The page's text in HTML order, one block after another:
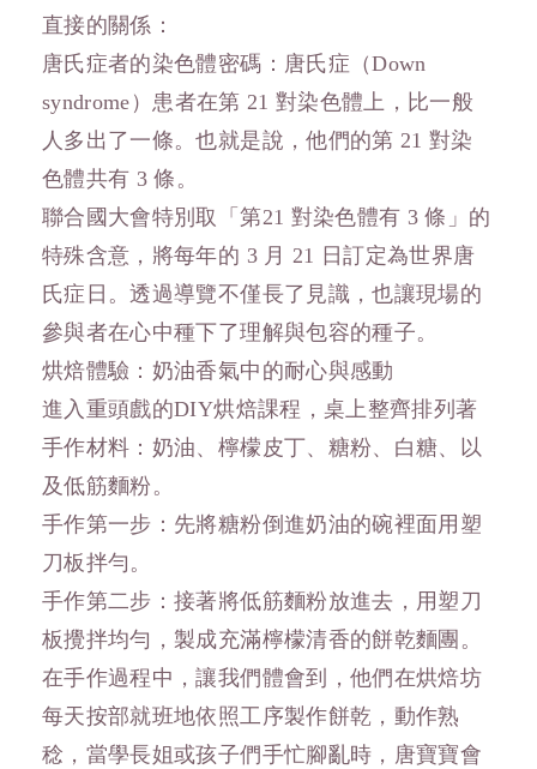
直接的關係：
唐氏症者的染色體密碼：唐氏症（Down
syndrome）患者在第 21 對染色體上，比一般
人多出了一條。也就是說，他們的第 21 對染
色體共有 3 條。
聯合國大會特別取「第21 對染色體有 3 條」的
特殊含意，將每年的 3 月 21 日訂定為世界唐
氏症日。透過導覽不僅長了見識，也讓現場的
參與者在心中種下了理解與包容的種子。
烘焙體驗：奶油香氣中的耐心與感動
進入重頭戲的DIY烘焙課程，桌上整齊排列著
手作材料：奶油、檸檬皮丁、糖粉、白糖、以
及低筋麵粉。
手作第一步：先將糖粉倒進奶油的碗裡面用塑
刀板拌勻。
手作第二步：接著將低筋麵粉放進去，用塑刀
板攪拌均勻，製成充滿檸檬清香的餅乾麵團。
在手作過程中，讓我們體會到，他們在烘焙坊
每天按部就班地依照工序製作餅乾，動作熟
稔，當學長姐或孩子們手忙腳亂時，唐寶寶會